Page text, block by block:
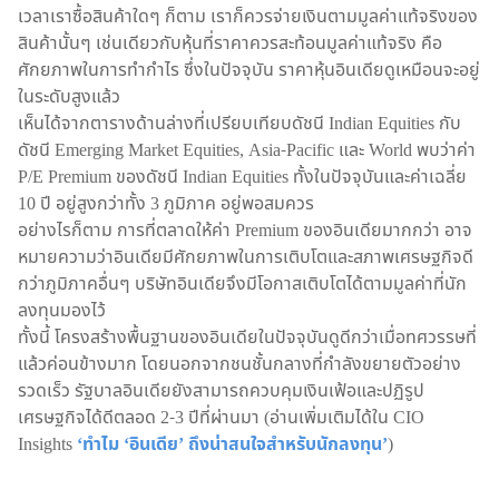
เวลาเราซื้อสินค้าใดๆ ก็ตาม เราก็ควรจ่ายเงินตามมูลค่าแท้จริงของ
สินค้านั้นๆ เช่นเดียวกับหุ้นที่ราคาควรสะท้อนมูลค่าแท้จริง คือ
ศักยภาพในการทำกำไร ซึ่งในปัจจุบัน ราคาหุ้นอินเดียดูเหมือนจะอยู่
ในระดับสูงแล้ว
เห็นได้จากตารางด้านล่างที่เปรียบเทียบดัชนี Indian Equities กับ
ดัชนี Emerging Market Equities, Asia-Pacific และ World พบว่าค่า
P/E Premium ของดัชนี Indian Equities ทั้งในปัจจุบันและค่าเฉลี่ย
10 ปี อยู่สูงกว่าทั้ง 3 ภูมิภาค อยู่พอสมควร
อย่างไรก็ตาม การที่ตลาดให้ค่า Premium ของอินเดียมากกว่า อาจ
หมายความว่าอินเดียมีศักยภาพในการเติบโตและสภาพเศรษฐกิจดี
กว่าภูมิภาคอื่นๆ บริษัทอินเดียจึงมีโอกาสเติบโตได้ตามมูลค่าที่นัก
ลงทุนมองไว้
ทั้งนี้ โครงสร้างพื้นฐานของอินเดียในปัจจุบันดูดีกว่าเมื่อทศวรรษที่
แล้วค่อนข้างมาก โดยนอกจากชนชั้นกลางที่กำลังขยายตัวอย่าง
รวดเร็ว รัฐบาลอินเดียยังสามารถควบคุมเงินเฟ้อและปฏิรูป
เศรษฐกิจได้ดีตลอด 2-3 ปีที่ผ่านมา (อ่านเพิ่มเติมได้ใน CIO
Insights ‘ทำไม ‘อินเดีย’ ถึงน่าสนใจสำหรับนักลงทุน’)